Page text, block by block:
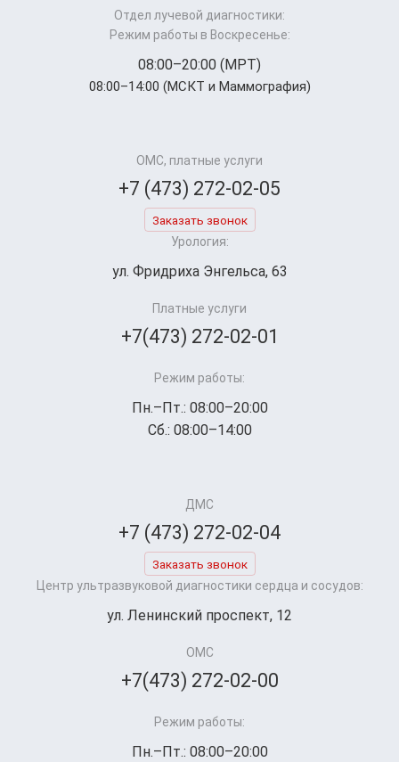
Отдел лучевой диагностики:
Режим работы в Воскресенье:
08:00–20:00 (МРТ)
08:00–14:00 (МСКТ и Маммография)
ОМС, платные услуги
+7 (473) 272-02-05
Заказать звонок
Урология:
ул. Фридриха Энгельса, 63
Платные услуги
+7(473) 272-02-01
Режим работы:
Пн.–Пт.: 08:00–20:00
Сб.: 08:00–14:00
ДМС
+7 (473) 272-02-04
Заказать звонок
Центр ультразвуковой диагностики сердца и сосудов:
ул. Ленинский проспект, 12
ОМС
+7(473) 272-02-00
Режим работы:
Пн.–Пт.: 08:00–20:00